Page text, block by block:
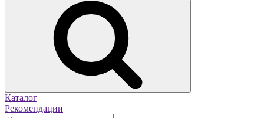
Каталог
Рекомендации